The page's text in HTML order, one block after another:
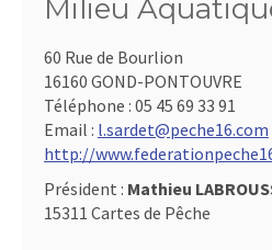
Milieu
60 Rue de Bourlion
16160 GOND-PONTOUVRE
Téléphone : 05 45 69 33 91
Email : l.sardet@peche16.com
http://
Président : Mathieu
15311 Cartes de Pêche